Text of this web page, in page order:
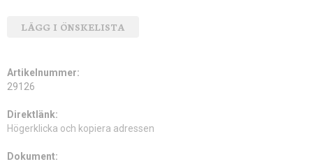
LÄGG I ÖNSKELISTA
Artikelnummer:
29126
Direktlänk:
Högerklicka och kopiera adressen
Dokument: